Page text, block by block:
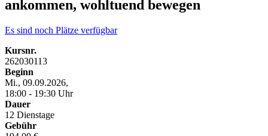
ankommen, wohltuend bewegen
Es sind noch Plätze verfügbar
Kursnr.
262030113
Beginn
Mi., 09.09.2026,
18:00 - 19:30 Uhr
Dauer
12 Dienstage
Gebühr